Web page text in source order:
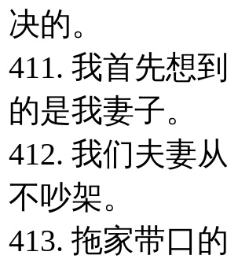
决的。
411. 我首先想到
的是我妻子。
412. 我们夫妻从
不吵架。
413. 拖家带口的